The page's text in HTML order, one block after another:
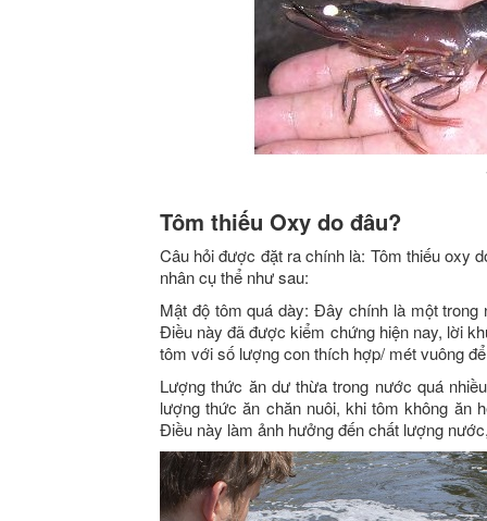
Tôm thiếu Oxy do đâu?
Câu hỏi được đặt ra chính là: Tôm thiếu oxy
nhân cụ thể như sau:
Mật độ tôm quá dày: Đây chính là một trong
Điều này đã được kiểm chứng hiện nay, lời
tôm với số lượng con thích hợp/ mét vuông
Lượng thức ăn dư thừa trong nước quá
lượng thức ăn chăn nuôi, khi tôm không ăn
Điều này làm ảnh hưởng đến chất lượng